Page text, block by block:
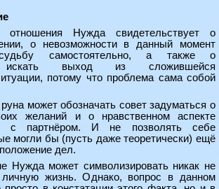
Нужда свидетельствует о
о невозможности в данный момент
самостоятельно, а также о
искать выход из сложившейся
потому что проблема сама собой
может обозначать совет задуматься о
желаний и о нравственном аспекте
с партнёром. И не позволять себе
могли бы (пусть даже теоретически) ещё
дел.
Нужда может символизировать никак не
жизнь. Однако, вопрос в данном